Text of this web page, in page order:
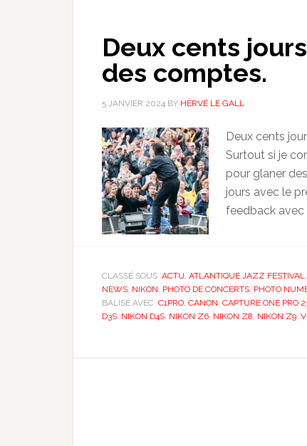
Deux cents
des comptes.
5 JANVIER 2024 BY HERVÉ LE GALL
Deux cents
Surtout si je
pour glaner
jours avec le
feedback avec
CLASSÉ SOUS :ACTU, ATLANTIQUE JAZZ FESTIVAL,
NEWS, NIKON, PHOTO DE CONCERTS, PHOTO
BALISÉ AVEC :C1PRO, CANON, CAPTURE ONE PRO
D3S, NIKON D4S, NIKON Z6, NIKON Z8, NIKON Z9,